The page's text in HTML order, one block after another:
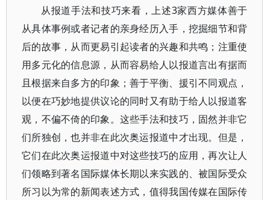
从报道手法和技巧来看，上述3家西方媒体善于
从具体事例或者记者的亲身经历入手，挖掘细节和背
后的故事，从而更易引起读者的兴趣和共鸣；注重使
用多元化的信息源，从而容易给人以报道言出有据而
且根据来自多方的印象；善于平衡、援引不同观点，
以便在巧妙地提供议论的同时又有助于给人以报道客
观，不偏不倚的印象。这些手法和技巧，固然并非它
们所独创，也并非在此次奥运报道中才出现。但是，
它们在此次奥运报道中对这些技巧的应用，再次让人
们领略到著名国际媒体长期以来实践的、被国际受众
所习以为常的新闻表述方式，值得我国传媒在国际传